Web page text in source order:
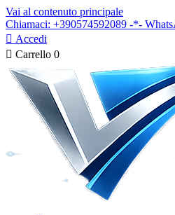
Vai al contenuto principale
Chiamaci: +390574592089 -*-
 Accedi
 Carrello 0